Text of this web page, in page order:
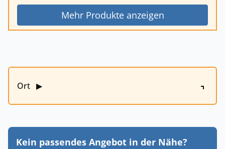
Mehr Produkte anzeigen
Ort ▶
Kein passendes Angebot in der Nähe?